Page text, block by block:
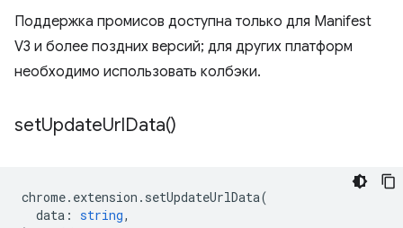
Поддержка промисов доступна только для Manifest
V3 и более поздних версий; для других платформ
необходимо использовать колбэки.
setUpdateUrlData()
chrome. extension . setUpdateUrlData(
data : string,